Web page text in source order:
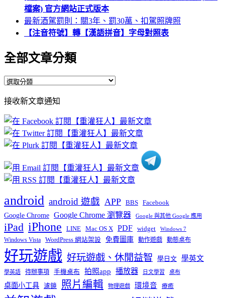
檔案) 官方網站正式版本
最新酒駕罰則：關3年、罰30萬、扣駕照牌照
【注音符號】轉【漢語拼音】字母對照表
全部文章分類
全
文
章
分
類
接收新文章通知
android android 遊戲 APP BBS Facebook
Google Chrome Google Chrome 瀏覽器 Google 與其他 Google 應用
iPad iPhone LINE Mac OS X PDF widget Windows 7
Windows Vista WordPress 網站架設 免費圖庫 動作遊戲 動態桌布
好玩遊戲 好玩遊戲、休閒益智 學日文 學英文
學英語 待辦事項 手機桌布 拍照app 播放器 日文學習 桌布
桌面小工具 濾鏡 照片編輯 物理遊戲 環境音 療癒